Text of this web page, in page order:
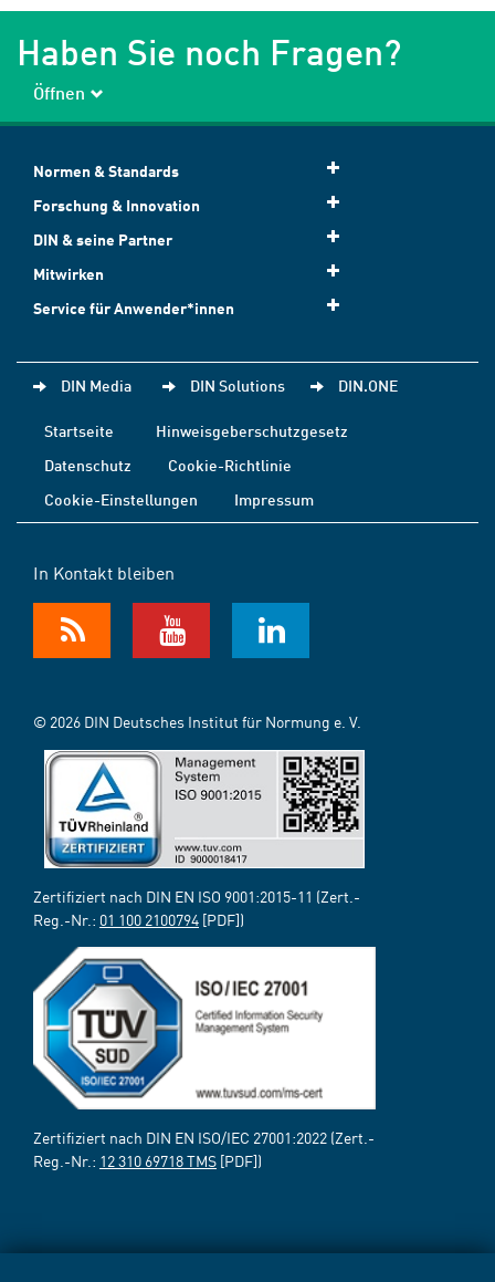
Haben Sie noch Fragen?
Öffnen
Normen & Standards
Forschung & Innovation
DIN & seine Partner
Mitwirken
Service für Anwender*innen
DIN Media DIN Solutions DIN.ONE
Startseite
Hinweisgeberschutzgesetz
Datenschutz
Cookie-Richtlinie
Cookie-Einstellungen
Impressum
In Kontakt bleiben
© 2026 DIN Deutsches Institut für Normung e. V.
Zertifiziert nach DIN EN ISO 9001:2015-11 (Zert.-
Reg.-Nr.: 01 100 2100794 [PDF])
Zertifiziert nach DIN EN ISO/IEC 27001:2022 (Zert.-
Reg.-Nr.: 12 310 69718 TMS [PDF])